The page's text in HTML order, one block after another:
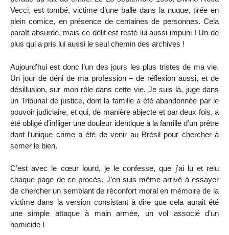
Vecci, est tombé, victime d’une balle dans la nuque, tirée en
plein comice, en présence de centaines de personnes. Cela
paraît absurde, mais ce délit est resté lui aussi impuni ! Un de
plus qui a pris lui aussi le seul chemin des archives !
Aujourd’hui est donc l’un des jours les plus tristes de ma vie.
Un jour de déni de ma profession – de réflexion aussi, et de
désillusion, sur mon rôle dans cette vie. Je suis là, juge dans
un Tribunal de justice, dont la famille a été abandonnée par le
pouvoir judiciaire, et qui, de manière abjecte et par deux fois, a
été obligé d’infliger une douleur identique à la famille d’un prêtre
dont l’unique crime a été de venir au Brésil pour chercher à
semer le bien.
C’est avec le cœur lourd, je le confesse, que j’ai lu et relu
chaque page de ce procès. J’en suis même arrivé à essayer
de chercher un semblant de réconfort moral en mémoire de la
victime dans la version consistant à dire que cela aurait été
une simple attaque à main armée, un vol associé d’un
homicide !